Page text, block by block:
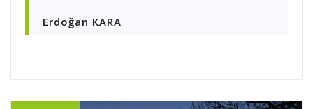
Erdoğan KARA